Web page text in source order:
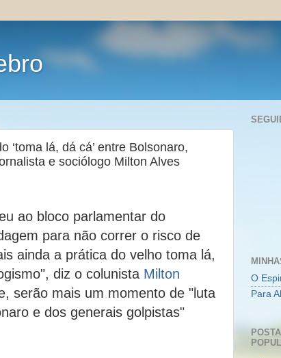
‘toma lá, dá cá’ entre Bolsonaro,
e sociólogo Milton Alves
ao bloco parlamentar do
para não correr o risco de
ainda a prática do velho toma lá,
diz o colunista Milton
serão mais um momento de "luta
e dos generais golpistas"
O
Para